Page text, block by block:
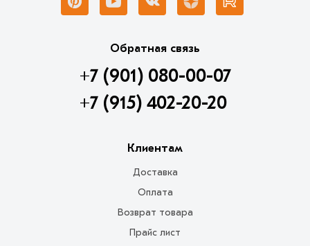
Обратная связь
+7 (901) 080-00-07
+7 (915) 402-20-20
Клиентам
Доставка
Оплата
Возврат товара
Прайс лист